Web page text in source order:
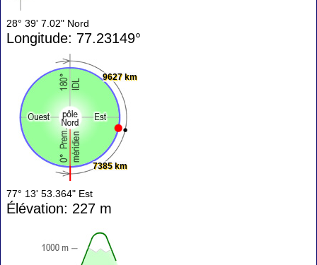
28° 39' 7.02" Nord
Longitude: 77.23149°
7385 km
9627 km
77° 13' 53.364" Est
Élévation: 227 m